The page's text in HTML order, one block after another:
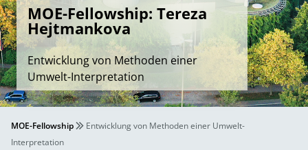
MOE-Fellowship: Tereza
Hejtmankova
Entwicklung von Methoden einer
Umwelt-Interpretation
MOE-Fellowship
Entwicklung von Methoden einer Umwelt-
Interpretation